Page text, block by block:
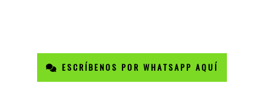
ESCRÍBENOS POR WHATSAPP AQUÍ